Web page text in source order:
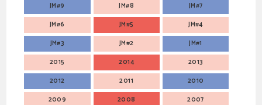
JM#9
JM#8
JM#7
JM#6
JM#5
JM#4
JM#3
JM#2
JM#1
2015
2014
2013
2012
2011
2010
2009
2008
2007